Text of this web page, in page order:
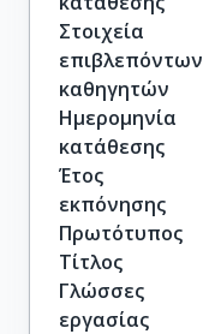
Στοιχεία
επιβλεπόντων
καθηγητών
Ημερομηνία
κατάθεσης
Έτος
εκπόνησης
Πρωτότυπος
Τίτλος
Γλώσσες
εργασίας